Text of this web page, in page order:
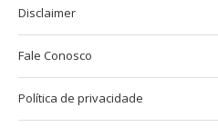
Disclaimer
Fale Conosco
Política de privacidade